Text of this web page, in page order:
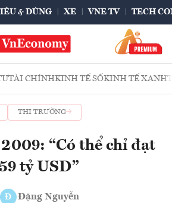
& DÙNG XE VNE TV TECH
TÀI CHÍNHKINH TẾ SỐKINH TẾ XANH
THỊ TRƯỜNG
“Có thể chỉ đạt
59 tỷ USD”
Đ Đặng Nguyễn